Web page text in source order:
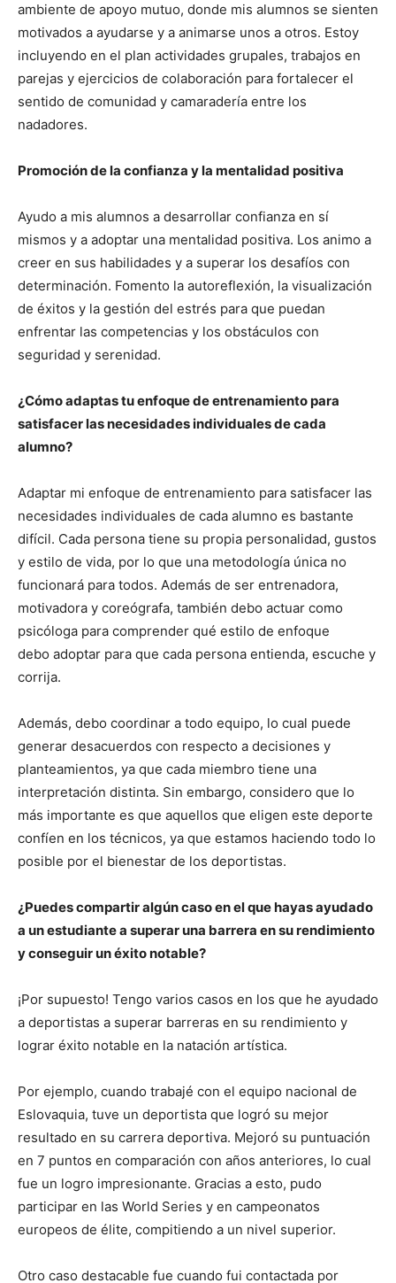
ambiente de apoyo mutuo, donde mis alumnos se sienten
motivados a ayudarse y a animarse unos a otros. Estoy
incluyendo en el plan actividades grupales, trabajos en
parejas y ejercicios de colaboración para fortalecer el
sentido de comunidad y camaradería entre los
nadadores.
Promoción de la confianza y la mentalidad positiva
Ayudo a mis alumnos a desarrollar confianza en sí
mismos y a adoptar una mentalidad positiva. Los animo a
creer en sus habilidades y a superar los desafíos con
determinación. Fomento la autoreflexión, la visualización
de éxitos y la gestión del estrés para que puedan
enfrentar las competencias y los obstáculos con
seguridad y serenidad.
¿Cómo adaptas tu enfoque de entrenamiento para
satisfacer las necesidades individuales de cada
alumno?
Adaptar mi enfoque de entrenamiento para satisfacer las
necesidades individuales de cada alumno es bastante
difícil. Cada persona tiene su propia personalidad, gustos
y estilo de vida, por lo que una metodología única no
funcionará para todos. Además de ser entrenadora,
motivadora y coreógrafa, también debo actuar como
psicóloga para comprender qué estilo de enfoque
debo adoptar para que cada persona entienda, escuche y
corrija.
Además, debo coordinar a todo equipo, lo cual puede
generar desacuerdos con respecto a decisiones y
planteamientos, ya que cada miembro tiene una
interpretación distinta. Sin embargo, considero que lo
más importante es que aquellos que eligen este deporte
confíen en los técnicos, ya que estamos haciendo todo lo
posible por el bienestar de los deportistas.
¿Puedes compartir algún caso en el que hayas ayudado
a un estudiante a superar una barrera en su rendimiento
y conseguir un éxito notable?
¡Por supuesto! Tengo varios casos en los que he ayudado
a deportistas a superar barreras en su rendimiento y
lograr éxito notable en la natación artística.
Por ejemplo, cuando trabajé con el equipo nacional de
Eslovaquia, tuve un deportista que logró su mejor
resultado en su carrera deportiva. Mejoró su puntuación
en 7 puntos en comparación con años anteriores, lo cual
fue un logro impresionante. Gracias a esto, pudo
participar en las World Series y en campeonatos
europeos de élite, compitiendo a un nivel superior.
Otro caso destacable fue cuando fui contactada por